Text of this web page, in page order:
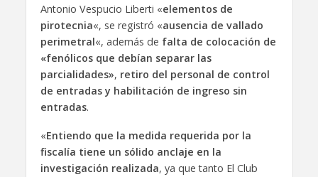
Antonio Vespucio Liberti «elementos de
pirotecnia«, se registró «ausencia de vallado
perimetral«, además de falta de colocación de
«fenólicos que debían separar las
parcialidades», retiro del personal de control
de entradas y habilitación de ingreso sin
entradas.
«Entiendo que la medida requerida por la
fiscalía tiene un sólido anclaje en la
investigación realizada, ya que tanto El Club